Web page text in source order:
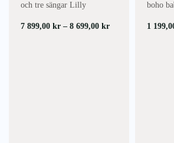
och tre sängar Lilly
7 899,00 kr – 8 699,00 krPrisintervall:
boho
1